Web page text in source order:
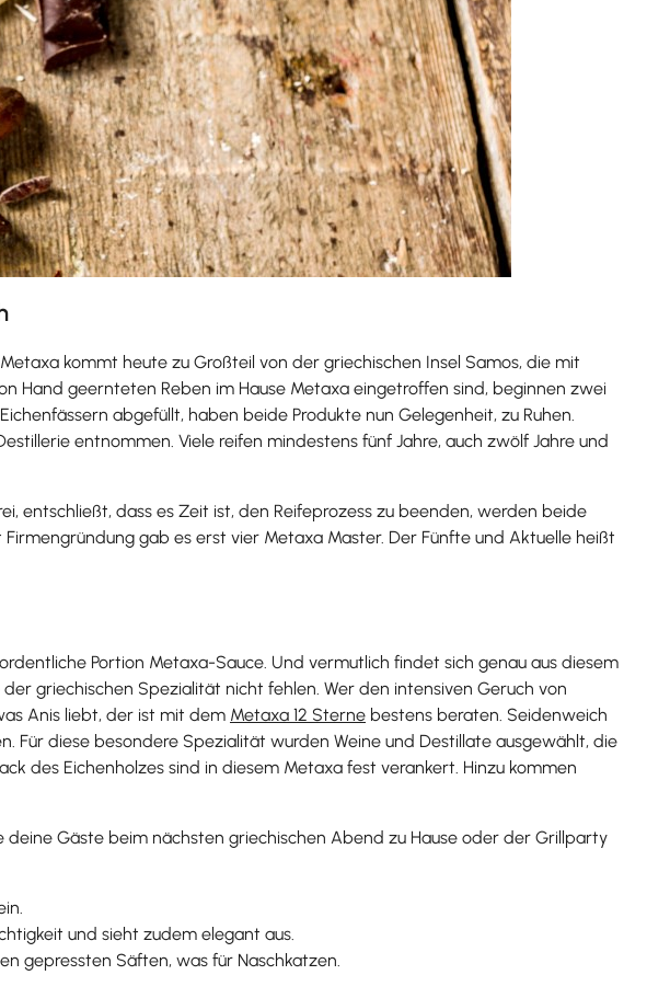
kommt heute zu Großteil von der griechischen Insel Samos, die mit
Hand geernteten Reben im Hause Metaxa eingetroffen sind, beginnen zwei
abgefüllt, haben beide Produkte nun Gelegenheit, zu Ruhen.
entnommen. Viele reifen mindestens fünf Jahre, auch zwölf Jahre und
entschließt, dass es Zeit ist, den Reifeprozess zu beenden, werden beide
gab es erst vier Metaxa Master. Der Fünfte und Aktuelle heißt
Portion Metaxa-Sauce. Und vermutlich findet sich genau aus diesem
griechischen Spezialität nicht fehlen. Wer den intensiven Geruch von
Anis liebt, der ist mit dem Metaxa 12 Sterne bestens beraten. Seidenweich
Für diese besondere Spezialität wurden Weine und Destillate ausgewählt, die
des Eichenholzes sind in diesem Metaxa fest verankert. Hinzu kommen
Gäste beim nächsten griechischen Abend zu Hause oder der Grillparty
und sieht zudem elegant aus.
gepressten Säften, was für Naschkatzen.